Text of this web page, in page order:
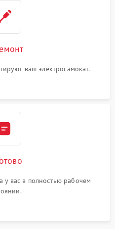
ваш электросамокат.
у вас в полностью рабочем